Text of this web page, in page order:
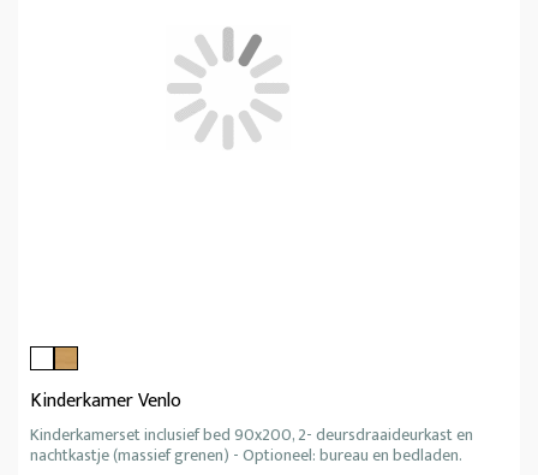
Kinderkamer Venlo
Kinderkamerset inclusief bed 90x200, 2- deursdraaideurkast en
nachtkastje (massief grenen) - Optioneel: bureau en bedladen.